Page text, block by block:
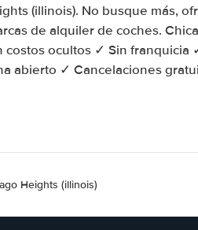
(illinois). No busque más,
de alquiler de coches.
ocultos ✓ Sin franquicia
abierto ✓ Cancelaciones
Heights (illinois)